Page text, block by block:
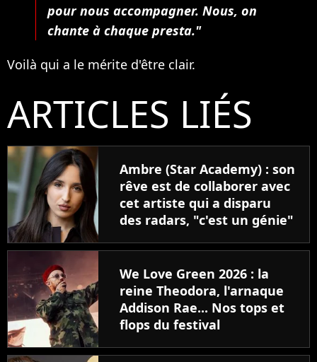
pour nous accompagner. Nous, on
chante à chaque presta."
Voilà qui a le mérite d'être clair.
ARTICLES LIÉS
Ambre (Star Academy) : son
rêve est de collaborer avec
cet artiste qui a disparu
des radars, "c'est un génie"
We Love Green 2026 : la
reine Theodora, l'arnaque
Addison Rae... Nos tops et
flops du festival